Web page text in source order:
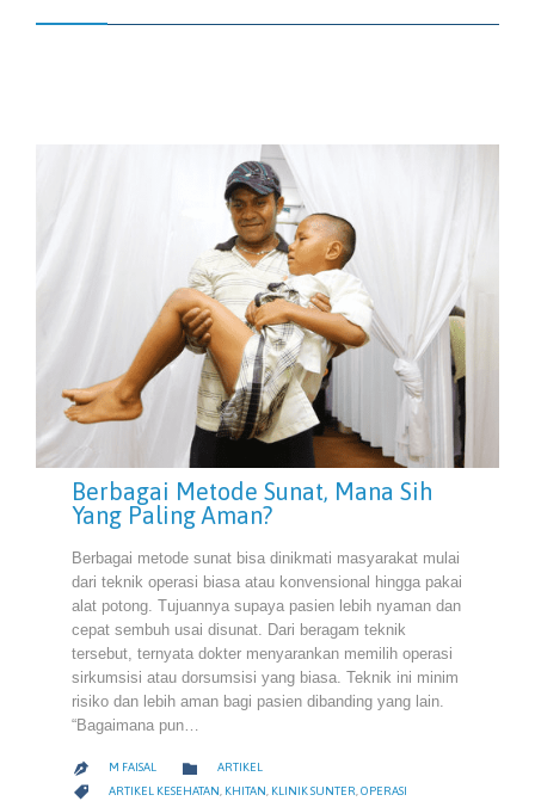
Berbagai Metode Sunat, Mana Sih
Yang Paling Aman?
Berbagai metode sunat bisa dinikmati masyarakat mulai
dari teknik operasi biasa atau konvensional hingga pakai
alat potong. Tujuannya supaya pasien lebih nyaman dan
cepat sembuh usai disunat. Dari beragam teknik
tersebut, ternyata dokter menyarankan memilih operasi
sirkumsisi atau dorsumsisi yang biasa. Teknik ini minim
risiko dan lebih aman bagi pasien dibanding yang lain.
“Bagaimana pun…
 M FAISAL  CATEGORY
ARTIKEL
 CATEGORY
ARTIKEL KESEHATAN, KHITAN, KLINIK SUNTER,OPERASI